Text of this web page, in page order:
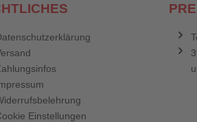
Einstellungen